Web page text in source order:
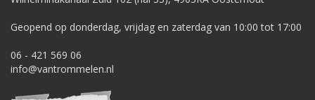
Geopend op donderdag, vrijdag en zaterdag van 10:00 tot 17:00
06 - 421 569 06
info@vantrommelen.nl